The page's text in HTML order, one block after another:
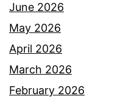
June 2026
May 2026
April 2026
March 2026
February 2026